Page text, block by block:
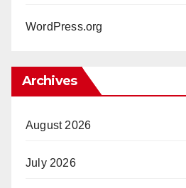
WordPress.org
Archives
August 2026
July 2026